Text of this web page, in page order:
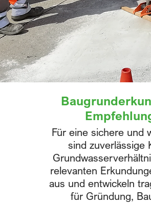
Für eine sichere und
sind zuverlässige
relevanten
aus und entwickeln
für Gründung,